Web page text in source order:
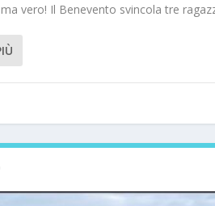
vero! Il Benevento svincola tre